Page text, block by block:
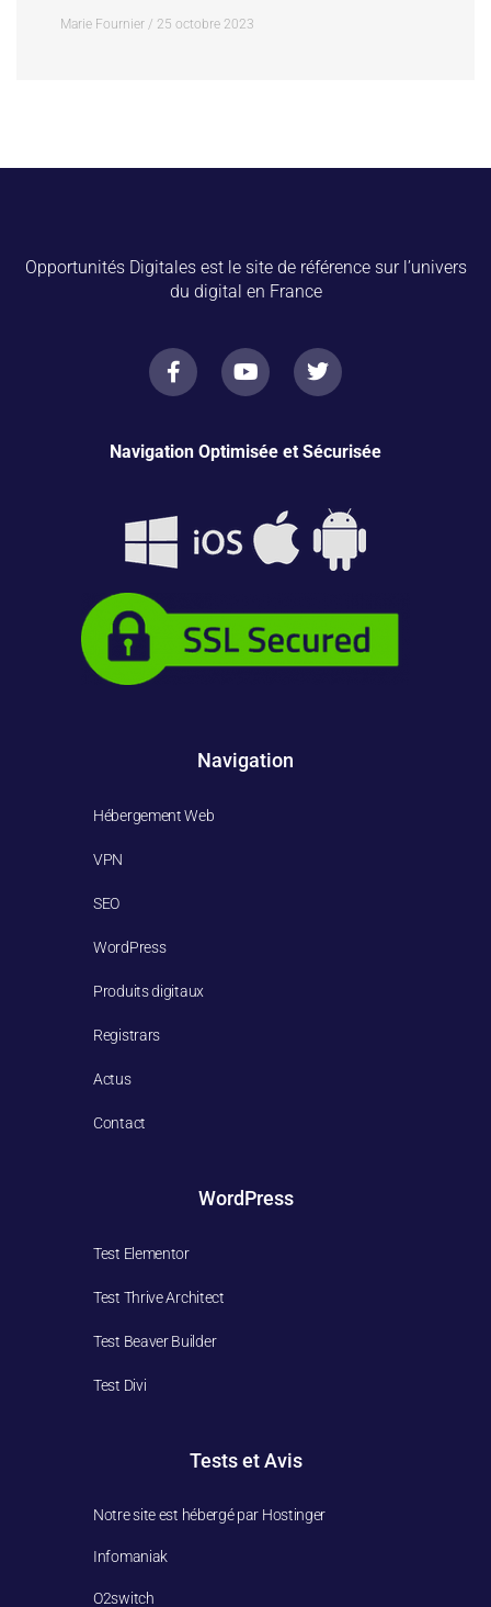
Marie Fournier 25 octobre 2023
Opportunités Digitales est le site de référence sur l’univers
du digital en France
Navigation Optimisée et Sécurisée
Navigation
Hébergement Web
VPN
SEO
WordPress
Produits digitaux
Registrars
Actus
Contact
WordPress
Test Elementor
Test Thrive Architect
Test Beaver Builder
Test Divi
Tests et Avis
Notre site est hébergé par Hostinger
Infomaniak
O2switch